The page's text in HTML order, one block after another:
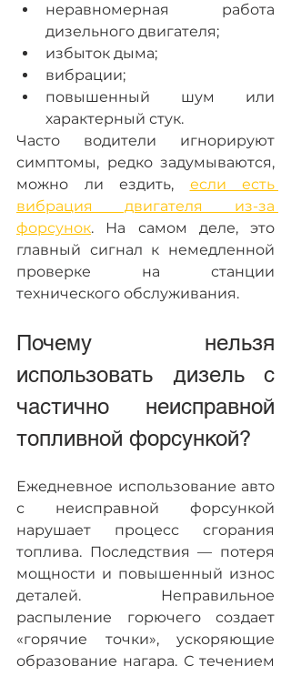
неравномерная работа
дизельного двигателя;
избыток дыма;
вибрации;
повышенный шум или
характерный стук.
Часто водители игнорируют
симптомы, редко задумываются,
можно ли ездить, если есть
вибрация двигателя из-за
форсунок. На самом деле, это
главный сигнал к немедленной
проверке на станции
технического обслуживания.
Почему нельзя
использовать дизель с
частично неисправной
топливной форсункой?
Ежедневное использование авто
с неисправной форсункой
нарушает процесс сгорания
топлива. Последствия — потеря
мощности и повышенный износ
деталей. Неправильное
распыление горючего создает
«горячие точки», ускоряющие
образование нагара. С течением